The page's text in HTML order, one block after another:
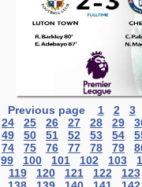
Previous page 1 2 3
24
25 26 27 28 29
49
50 51 52 53 54
74
75 76 77 78 79
99
100 101 102 103
119
120 121 122 123